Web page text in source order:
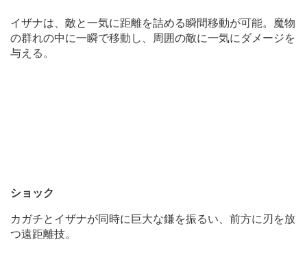
イザナは、敵と一気に距離を詰める瞬間移動が可能。魔物
の群れの中に一瞬で移動し、周囲の敵に一気にダメージを
与える。
ショック
カガチとイザナが同時に巨大な鎌を振るい、前方に刃を放
つ遠距離技。